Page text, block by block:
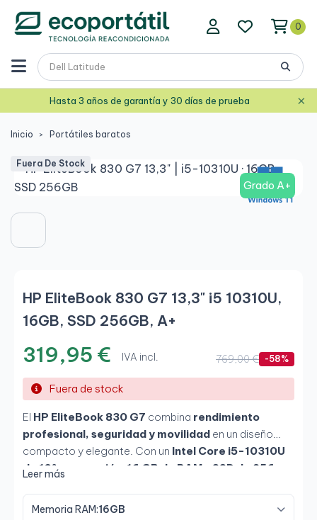
0
Hasta 3 años de garantía y 30 días de prueba ×
Inicio Portátiles baratos
Grado A+
Fuera De Stock
HP EliteBook 830 G7 13,3" i5 10310U,
16GB, SSD 256GB, A+
319,95 € IVA incl. 769,00 € -58%
Fuera de stock
El HP EliteBook 830 G7 combina rendimiento
profesional, seguridad y movilidad en un diseño
compacto y elegante. Con un Intel Core i5-10310U
de 10ª generación
16 GB de RAM
SSD de 256
teletrabajo y gestión. Su pantalla
Leer más
Memoria RAM:16GB